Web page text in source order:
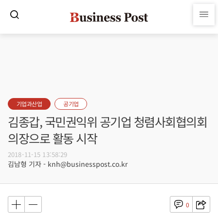
기업과산업 공기업
김종갑, 국민권익위 공기업 청렴사회협의회
의장으로 활동 시작
2018-11-15 13:58:29
김남형 기자 - knh@businesspost.co.kr
0